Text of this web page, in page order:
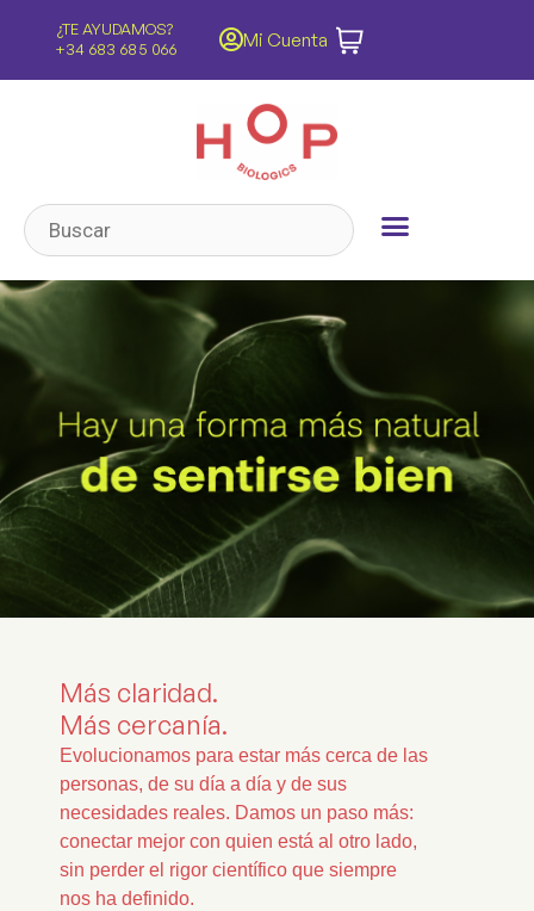
ENVÍOS GRATIS
Península y Baleares
Mi Cuenta
Más claridad.
Más cercanía.
Evolucionamos para estar más cerca de las
personas, de su día a día y de sus
necesidades reales. Damos un paso más:
conectar mejor con quien está al otro lado,
sin perder el rigor científico que siempre
nos ha definido.